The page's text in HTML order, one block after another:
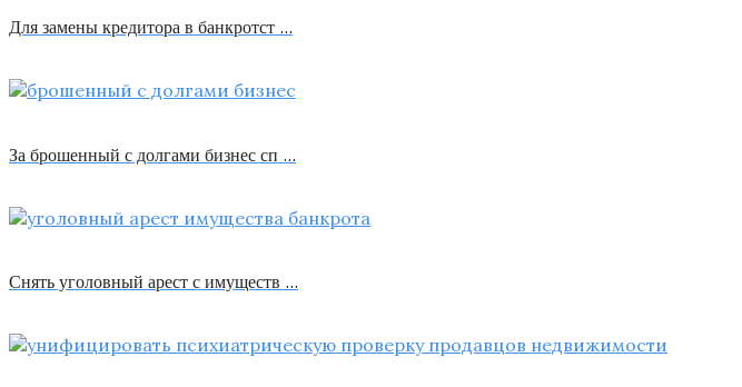
Для замены кредитора в банкротст …
За брошенный с долгами бизнес сп …
Снять уголовный арест с имуществ …